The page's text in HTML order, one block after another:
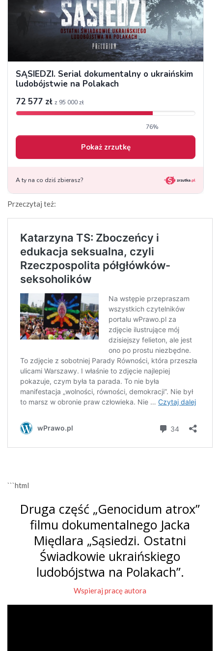
Przeczytaj też:
```html
Druga część „Genocidum atrox”
filmu dokumentalnego Jacka
Międlara „Sąsiedzi. Ostatni
Świadkowie ukraińskiego
ludobójstwa na Polakach”.
Wspieraj pracę autora